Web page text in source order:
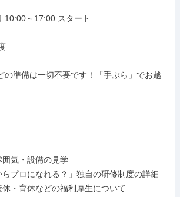
10:00～17:00 スタート
の準備は一切不要です！「手ぶら」でお越
囲気・設備の見学
らプロになれる？」独自の研修制度の詳細
休・育休などの福利厚生について